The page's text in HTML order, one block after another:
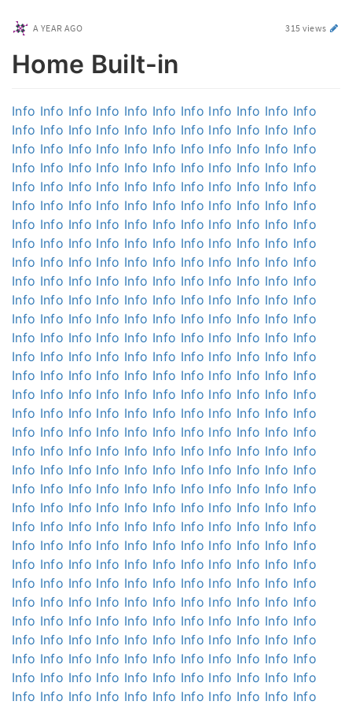
A YEAR AGO 315 views
Home Built-in
Info Info Info Info Info Info Info Info Info Info Info
Info Info Info Info Info Info Info Info Info Info Info
Info Info Info Info Info Info Info Info Info Info Info
Info Info Info Info Info Info Info Info Info Info Info
Info Info Info Info Info Info Info Info Info Info Info
Info Info Info Info Info Info Info Info Info Info Info
Info Info Info Info Info Info Info Info Info Info Info
Info Info Info Info Info Info Info Info Info Info Info
Info Info Info Info Info Info Info Info Info Info Info
Info Info Info Info Info Info Info Info Info Info Info
Info Info Info Info Info Info Info Info Info Info Info
Info Info Info Info Info Info Info Info Info Info Info
Info Info Info Info Info Info Info Info Info Info Info
Info Info Info Info Info Info Info Info Info Info Info
Info Info Info Info Info Info Info Info Info Info Info
Info Info Info Info Info Info Info Info Info Info Info
Info Info Info Info Info Info Info Info Info Info Info
Info Info Info Info Info Info Info Info Info Info Info
Info Info Info Info Info Info Info Info Info Info Info
Info Info Info Info Info Info Info Info Info Info Info
Info Info Info Info Info Info Info Info Info Info Info
Info Info Info Info Info Info Info Info Info Info Info
Info Info Info Info Info Info Info Info Info Info Info
Info Info Info Info Info Info Info Info Info Info Info
Info Info Info Info Info Info Info Info Info Info Info
Info Info Info Info Info Info Info Info Info Info Info
Info Info Info Info Info Info Info Info Info Info Info
Info Info Info Info Info Info Info Info Info Info Info
Info Info Info Info Info Info Info Info Info Info Info
Info Info Info Info Info Info Info Info Info Info Info
Info Info Info Info Info Info Info Info Info Info Info
Info Info Info Info Info Info Info Info Info Info Info